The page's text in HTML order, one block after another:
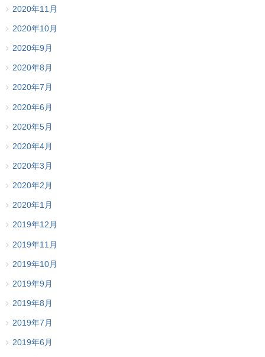
2020年11月
2020年10月
2020年9月
2020年8月
2020年7月
2020年6月
2020年5月
2020年4月
2020年3月
2020年2月
2020年1月
2019年12月
2019年11月
2019年10月
2019年9月
2019年8月
2019年7月
2019年6月